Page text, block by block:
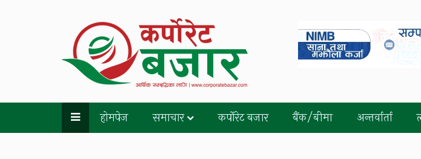
होमपेज समाचार कर्पोरेट बजार बैंक/बीमा अन्तर्वार्ता